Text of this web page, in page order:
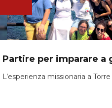
Partire per imparare a
L’esperienza missionaria a